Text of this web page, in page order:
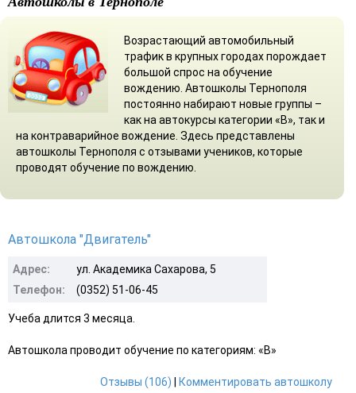
Возрастающий автомобильный
трафик в крупных городах порождает
большой спрос на обучение
вождению. Автошколы Тернополя
постоянно набирают новые группы –
как на автокурсы категории «В», так и
на контраварийное вождение. Здесь представлены
автошколы Тернополя с отзывами учеников, которые
проводят обучение по вождению.
Автошкола "Двигатель"
Адрес:
ул. Академика Сахарова, 5
Телефон:
(0352) 51-06-45
Учеба длится 3 месяца.
Автошкола проводит обучение по категориям: «B»
Отзывы (106) Комментировать автошколу